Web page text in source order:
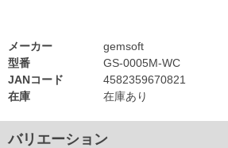
型番
GS-0005M-WC
JANコード
4582359670821
在庫
在庫あり
メーカー gemsoft
バリエーション